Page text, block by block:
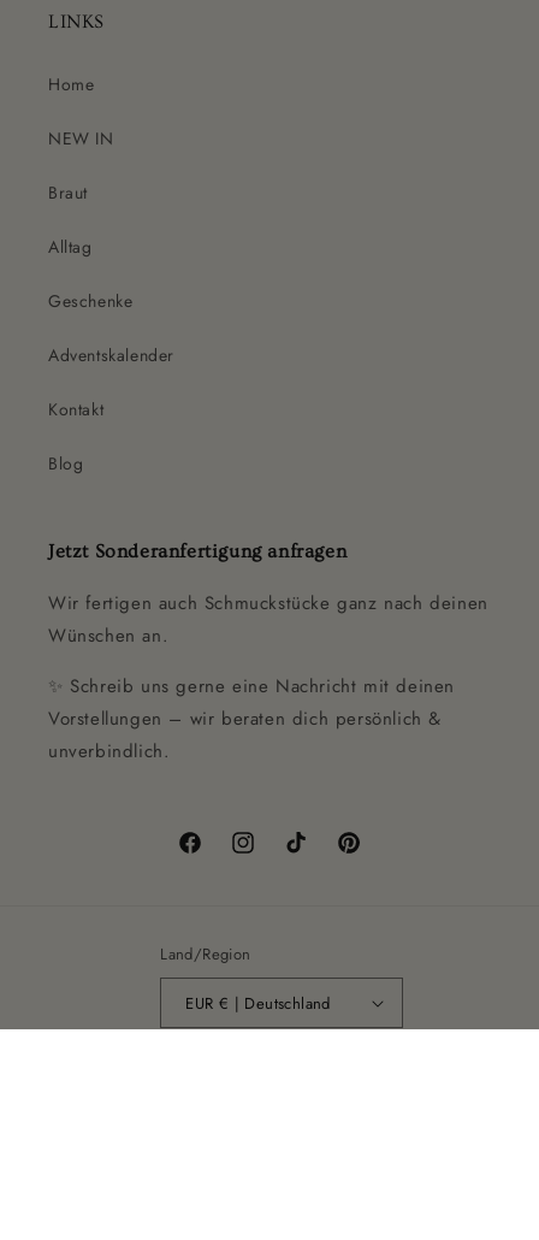
LINKS
Home
NEW IN
Braut
Alltag
Geschenke
Adventskalender
Kontakt
Blog
Jetzt Sonderanfertigung anfragen
Wir fertigen auch Schmuckstücke ganz nach deinen
Wünschen an.
✨ Schreib uns gerne eine Nachricht mit deinen
Vorstellungen – wir beraten dich persönlich &
unverbindlich.
FacebookInstagramTikTok Pinterest
Land/Region
EUR € | Deutschland